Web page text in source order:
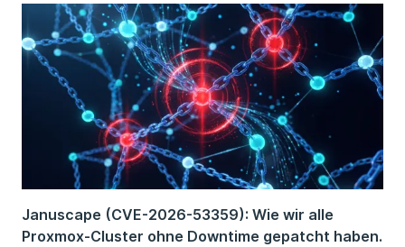
Januscape (CVE-2026-53359): Wie wir alle
Proxmox-Cluster ohne Downtime gepatcht haben.